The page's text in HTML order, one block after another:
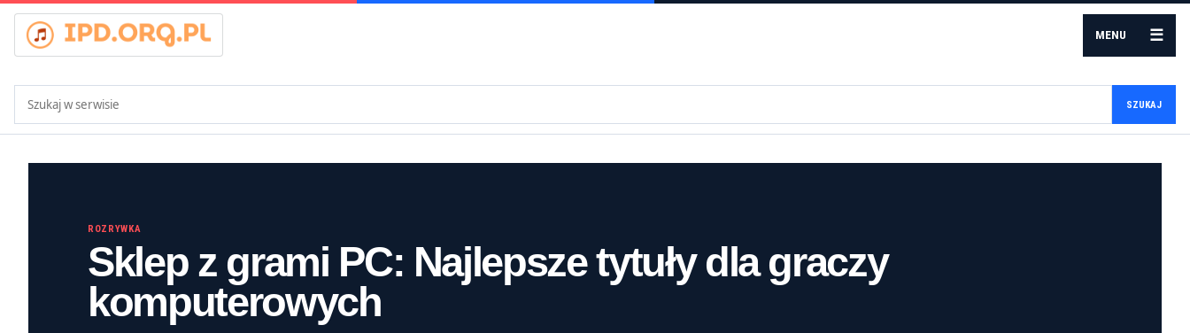
MENU ☰
SZUKAJ
ROZRYWKA
Sklep z grami PC: Najlepsze tytuły dla graczy
komputerowych